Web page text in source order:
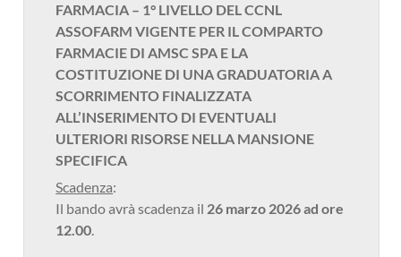
FARMACIA – 1° LIVELLO DEL CCNL
ASSOFARM VIGENTE PER IL COMPARTO
FARMACIE DI AMSC SPA E LA
COSTITUZIONE DI UNA GRADUATORIA A
SCORRIMENTO FINALIZZATA
ALL’INSERIMENTO DI EVENTUALI
ULTERIORI RISORSE NELLA MANSIONE
SPECIFICA
Scadenza:
Il bando avrà scadenza il 26 marzo 2026 ad ore
12.00.